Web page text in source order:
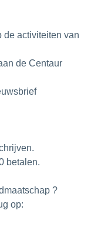
de activiteiten van
de Centaur
betalen.
?
op: